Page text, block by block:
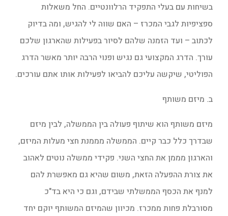
בשיחות עם בעלי התפקיד הרלוונטיים. החל משאלות
ספציפיות לגבי המכרז – האם שווה לי להגיש, ומה בדיוק
לכתוב – ועד הזמנה שלהם לסיור בפעילות שהארגון שלכם
עורך. הדרג המקצועי גם נגיש ופנוי הרבה יותר מאשר הדרג
הפוליטי, שיקשה עליכם להביאו לפעילות אותו אתם עורכים.
ב. מיזם משותף
מיזם משותף הוא שיתוף פעולה בין הממשלה, לבין מיזם
שבדרך כלל כבר קיים. הממשלה מממנת חצי מעלות המיזם,
והארגון מממן את החצי השני. פקידי ממשלה נוטים לאהוב
את צורת ההפעלה הזאת, משום שהיא גם מאפשרת להם
למנף את הכסף הממשלתי שבידם, וגם כי היא בד"כ
מסורבלת פחות ממכרז. מכיוון שהמיזם המשותף יוקם יחד